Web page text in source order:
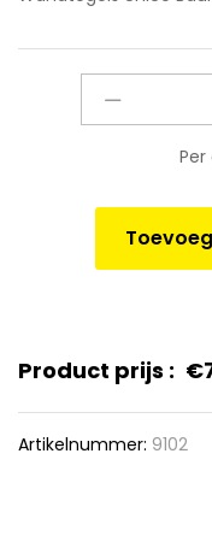
quantity
Product prijs : €
Artikelnummer: 9102